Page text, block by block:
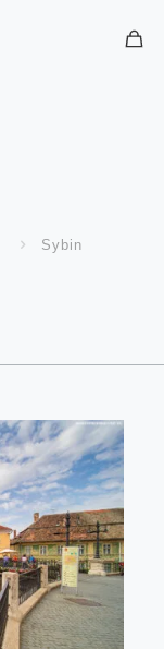
Sybin